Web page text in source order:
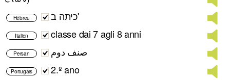
Hébreu כיתה ב'
Italien classe dai 7 agli 8 anni
Persan صنف دوم
Portugais 2.º ano